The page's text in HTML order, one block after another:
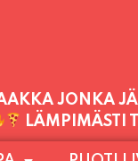
TÄNÄÄN:
- 21:00